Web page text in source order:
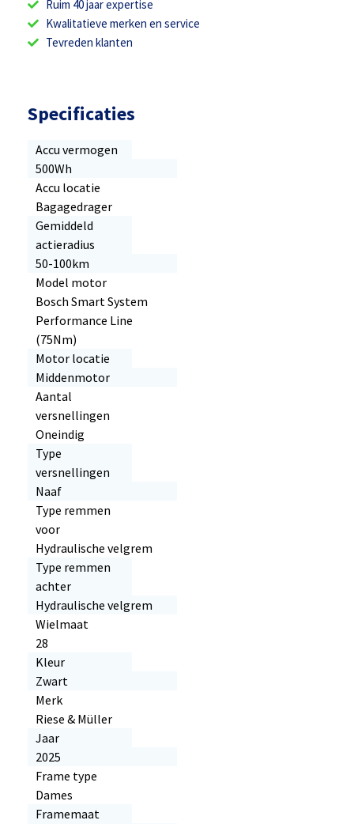
Ruim 40 jaar expertise
Kwalitatieve merken en service
Tevreden klanten
Specificaties
Accu vermogen
500Wh
Accu locatie
Bagagedrager
Gemiddeld
actieradius
50-100km
Model motor
Bosch Smart System
Performance Line
(75Nm)
Motor locatie
Middenmotor
Aantal
versnellingen
Oneindig
Type
versnellingen
Naaf
Type remmen
voor
Hydraulische velgrem
Type remmen
achter
Hydraulische velgrem
Wielmaat
28
Kleur
Zwart
Merk
Riese & Müller
Jaar
2025
Frame type
Dames
Framemaat